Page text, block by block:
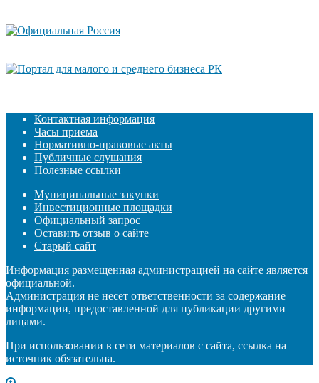
Контактная информация
Часы приема
Нормативно-правовые акты
Публичные слушания
Полезные ссылки
Муниципальные закупки
Инвестиционные площадки
Официальный запрос
Оставить отзыв о сайте
Старый сайт
Информация размещенная администрацией на сайте является
официальной.
Администрация не несет ответственности за содержание
информации, предоставленной для публикации другими
лицами.
При использовании в сети материалов с сайта, ссылка на
источник обязательна.